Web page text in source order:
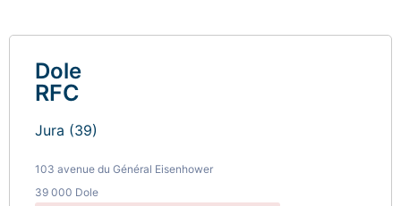
Dole
RFC
Jura (39)
103 avenue du Général Eisenhower
39 000 Dole